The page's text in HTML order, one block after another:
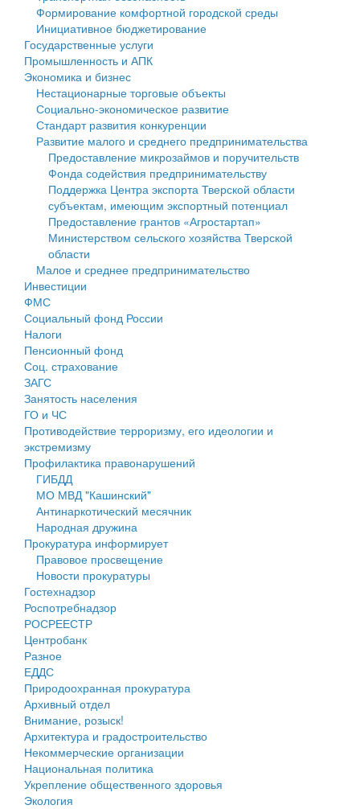
Государственные услуги
Промышленность и АПК
Экономика и бизнес
Символика
Устав
Гостям округа
Туризм
Культура
Образование
Здравоохранение
Социальная защита
Фотоальбом
муниципального округа Тверской области
Администрация Кашинского муниципального округа
Тверской области
Управление сельскими территориями
Открытые данные
Работа с обращениями граждан
Муниципальный контроль
Муниципальные услуги
Проекты административных регламентов
Антимонопольный комплаенс
Противодействие коррупции
Финансовое управление
Бюджет для граждан
Имущество
Выявление правообладателей ранее учтенных
объектов недвижимости
Имущественная поддержка субъектов малого и
среднего предпринимательства
Информационная поддержка субъектов малого и
среднего предпринимательства
Муниципальные программы
Контрольно-счетная палата
Персональные данные
Оценка регулирующего воздействия
Деятельность МУ
Нормативы градостроительного проектирования
Правила землепользования и застройки
Генеральные планы
Проекты планировки территории
Собрание депутатов
Городское поселение
Сельские поселения
Формирование комфортной городской среды
Инициативное бюджетирование
Государственные услуги
Промышленность и АПК
Экономика и бизнес
Нестационарные торговые объекты
Социально-экономическое развитие
Стандарт развития конкуренции
Развитие малого и среднего предпринимательства
Предоставление микрозаймов и поручительств
Фонда содействия предпринимательству
Поддержка Центра экспорта Тверской области
субъектам, имеющим экспортный потенциал
Предоставление грантов «Агростартап»
Министерством сельского хозяйства Тверской
области
Малое и среднее предпринимательство
Инвестиции
ФМС
Социальный фонд России
Налоги
Пенсионный фонд
Соц. страхование
ЗАГС
Занятость населения
ГО и ЧС
Противодействие терроризму, его идеологии и
экстремизму
Профилактика правонарушений
ГИБДД
МО МВД "Кашинский"
Антинаркотический месячник
Народная дружина
Прокуратура информирует
Правовое просвещение
Новости прокуратуры
Гостехнадзор
Роспотребнадзор
РОСРЕЕСТР
Центробанк
Разное
ЕДДС
Природоохранная прокуратура
Архивный отдел
Внимание, розыск!
Архитектура и градостроительство
Некоммерческие организации
Национальная политика
Укрепление общественного здоровья
Экология